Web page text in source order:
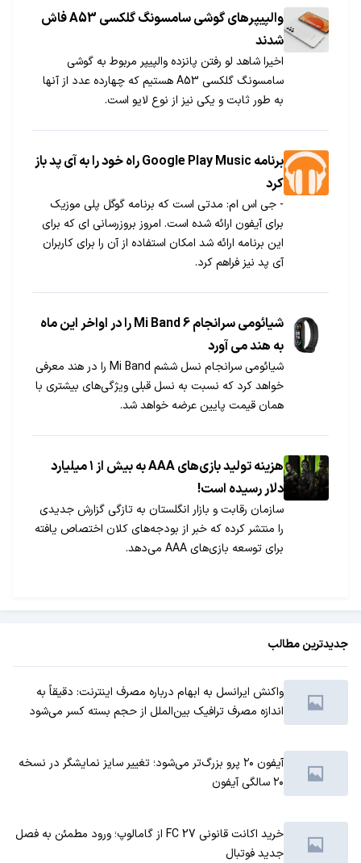
والپیپر‌های گوشی سامسونگ گلکسی A53 فاش
شدند
اخیرا شاهد لو رفتن پانزده والپیپر مربوط به گوشی
سامسونگ گلکسی A53 هستیم که چهارده عدد از آنها
به طور ثابت و یکی نیز از نوع لایو است.
برنامه Google Play Music راه خود را به آی پد باز
کرد
- جی اس ام: مدتی است که برنامه گوگل پلی موزیک
برای آیفون ارائه شده است. امروز بروزرسانی ای که برای
این برنامه ارائه شد امکان استفاده از آن را برای کاربران
آی پد نیز فراهم کرد.
شیائومی سرانجام Mi Band 6 را در اواخر این ماه
به هند می آورد
شیائومی سرانجام نسل ششم Mi Band را در هند معرفی
خواهد کرد که نسبت به نسل قبلی ویژگی‌های بیشتری با
همان قیمت پایین عرضه خواهد شد.
هزینه تولید بازی‌های AAA به بیش از ۱ میلیارد
دلار رسیده است!
سازمان رقابت و بازار انگلستان به تازگی گزارش جدیدی
را منتشر کرده که خبر از بودجه‌های کلان اختصاص یافته
برای توسعه بازی‌های AAA می‌دهد.
جدیدترین مطالب
واکنش ایرانسل به ابهام درباره مصرف اینترنت: دقیقاً به
اندازه مصرف ترافیک بین‌الملل از حجم بسته کسر می‌شود
آیفون ۲۰ پرو بزرگ‌تر می‌شود؛ تغییر سایز نمایشگر در نسخه
۲۰ سالگی آیفون
خرید اکانت قانونی FC 27 از گامالوپ؛ ورود مطمئن به فصل
جدید فوتبال